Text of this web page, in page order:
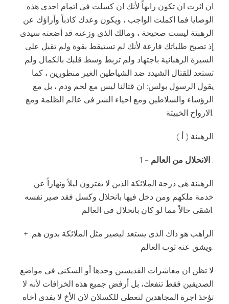
ان اثرت ان تكون رابهاً لأنك ان كسلت فى اتمام احدى هذه
الوصايا فما اكملت الواجب ، ويكون وعدك كاذباً وآراؤك عن
الرهبنة ليست صحيحة ، ومالك الذى وزعته قد أضعته سيدى
إذ تصبح طلباتك فارغة لأنك لم تستيقط بقوة ولم تقبل على
السيرة الرهبانية باجتهاد ولم تربط وسط قلبك بالكمال ولم
تستعد للقتال الشيدد ضد الشياطين الغير منظورين ، كما
يقول الرسول بولس: ان قتالنا ليس مع لحم ودم ، بل مع
الرؤساء والسلاطين ومع احياء الشر فى عالم الظلمة ومع
الارواح الخبيثة.
( أ ) الرهبنة
1 – الانحلال من العالم :
الرهبنة هى درجة الملائكة الذين لا يفترون ليلاً ونهاراً عن
خدمة ملكهم ومن دخل فيها بانحلال وكسل فقد صير نفسه
اشقى حالاً مما لو كان بانحلال فى العالم.
+ الراهب هو ذاك الذى يستعد ليصير مثل الملائكة بدون هم.
ويشق عنه ثوب العالم.
لا تظن ان معاشرات القديسين وحدها أو السكنى فى مواضع
الصديقين فقط تنفعك، بل أرفض جميع هذه الخرافات لأنه لا
تؤخذ اجرة المجاهدين لتعطى للكسلان لان الأخ لا يفدى أخاه